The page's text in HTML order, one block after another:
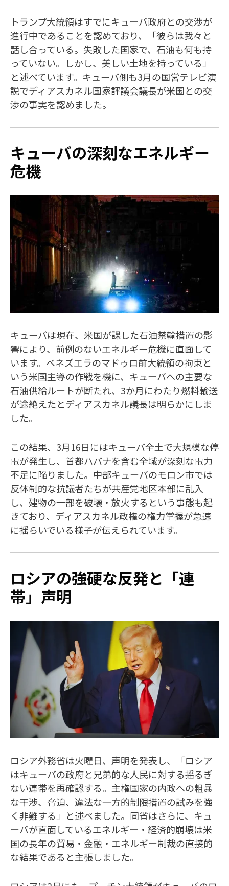
トランプ大統領はすでにキューバ政府との交渉が
進行中であることを認めており、「彼らは我々と
話し合っている。失敗した国家で、石油も何も持
っていない。しかし、美しい土地を持っている」
と述べています。キューバ側も3月の国営テレビ演
説でディアスカネル国家評議会議長が米国との交
渉の事実を認めました。
キューバの深刻なエネルギー
危機
キューバは現在、米国が課した石油禁輸措置の影
響により、前例のないエネルギー危機に直面して
います。ベネズエラのマドゥロ前大統領の拘束と
いう米国主導の作戦を機に、キューバへの主要な
石油供給ルートが断たれ、3か月にわたり燃料輸送
が途絶えたとディアスカネル議長は明らかにしま
した。
この結果、3月16日にはキューバ全土で大規模な停
電が発生し、首都ハバナを含む全域が深刻な電力
不足に陥りました。中部キューバのモロン市では
反体制的な抗議者たちが共産党地区本部に乱入
し、建物の一部を破壊・放火するという事態も起
きており、ディアスカネル政権の権力掌握が急速
に揺らいでいる様子が伝えられています。
ロシアの強硬な反発と「連
帯」声明
ロシア外務省は火曜日、声明を発表し、「ロシア
はキューバの政府と兄弟的な人民に対する揺るぎ
ない連帯を再確認する。主権国家の内政への粗暴
な干渉、脅迫、違法な一方的制限措置の試みを強
く非難する」と述べました。同省はさらに、キュ
ーバが直面しているエネルギー・経済的崩壊は米
国の長年の貿易・金融・エネルギー制裁の直接的
な結果であると主張しました。